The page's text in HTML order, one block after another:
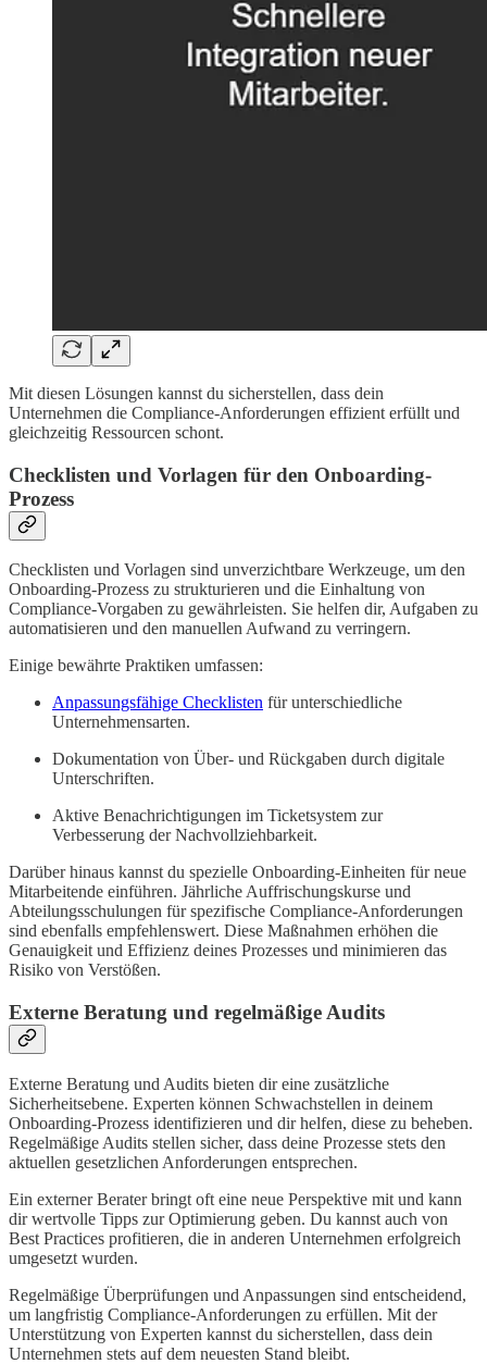
Mit diesen Lösungen kannst du sicherstellen, dass dein
Unternehmen die Compliance-Anforderungen effizient erfüllt und
gleichzeitig Ressourcen schont.
Checklisten und Vorlagen für den Onboarding-
Prozess
Checklisten und Vorlagen sind unverzichtbare Werkzeuge, um den
Onboarding-Prozess zu strukturieren und die Einhaltung von
Compliance-Vorgaben zu gewährleisten. Sie helfen dir, Aufgaben zu
automatisieren und den manuellen Aufwand zu verringern.
Einige bewährte Praktiken umfassen:
Anpassungsfähige Checklisten für unterschiedliche
Unternehmensarten.
Dokumentation von Über- und Rückgaben durch digitale
Unterschriften.
Aktive Benachrichtigungen im Ticketsystem zur
Verbesserung der Nachvollziehbarkeit.
Darüber hinaus kannst du spezielle Onboarding-Einheiten für neue
Mitarbeitende einführen. Jährliche Auffrischungskurse und
Abteilungsschulungen für spezifische Compliance-Anforderungen
sind ebenfalls empfehlenswert. Diese Maßnahmen erhöhen die
Genauigkeit und Effizienz deines Prozesses und minimieren das
Risiko von Verstößen.
Externe Beratung und regelmäßige Audits
Externe Beratung und Audits bieten dir eine zusätzliche
Sicherheitsebene. Experten können Schwachstellen in deinem
Onboarding-Prozess identifizieren und dir helfen, diese zu beheben.
Regelmäßige Audits stellen sicher, dass deine Prozesse stets den
aktuellen gesetzlichen Anforderungen entsprechen.
Ein externer Berater bringt oft eine neue Perspektive mit und kann
dir wertvolle Tipps zur Optimierung geben. Du kannst auch von
Best Practices profitieren, die in anderen Unternehmen erfolgreich
umgesetzt wurden.
Regelmäßige Überprüfungen und Anpassungen sind entscheidend,
um langfristig Compliance-Anforderungen zu erfüllen. Mit der
Unterstützung von Experten kannst du sicherstellen, dass dein
Unternehmen stets auf dem neuesten Stand bleibt.